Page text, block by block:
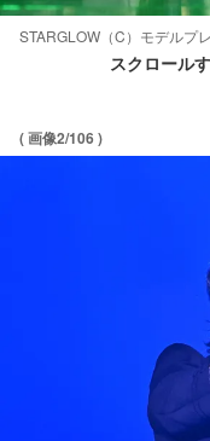
STARGLOW（C）モデルプ
スクロール
( 画像2/106 )